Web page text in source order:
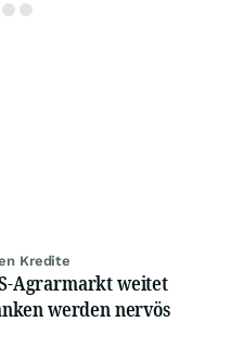
Kredite
Agrarmarkt weitet
werden nervös